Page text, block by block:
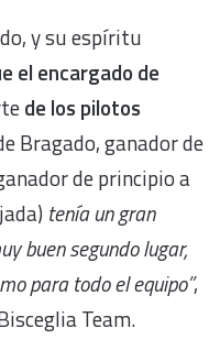
y su espíritu
el encargado de
de los pilotos
Bragado, ganador de
de principio a
tenía un gran
buen segundo lugar,
para todo el equipo”,
Team.